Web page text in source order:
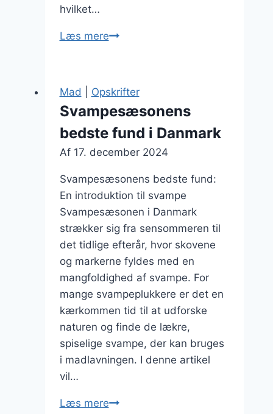
hvilket…
Læs mereSpids
i
wokretter
Mad Opskrifter
Svampesæsonens
bedste fund i Danmark
Af 17. december 2024
Svampesæsonens bedste fund:
En introduktion til svampe
Svampesæsonen i Danmark
strækker sig fra sensommeren til
det tidlige efterår, hvor skovene
og markerne fyldes med en
mangfoldighed af svampe. For
mange svampeplukkere er det en
kærkommen tid til at udforske
naturen og finde de lækre,
spiselige svampe, der kan bruges
i madlavningen. I denne artikel
vil…
Læs mereSvampesæsonens